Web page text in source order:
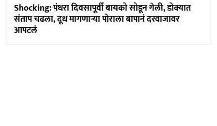
Shocking: पंधरा दिवसापूर्वी बायको सोडून गेली, डोक्यात
संताप चढला, दूध मागणाऱ्या पोराला बापानं दरवाजावर
आपटलं